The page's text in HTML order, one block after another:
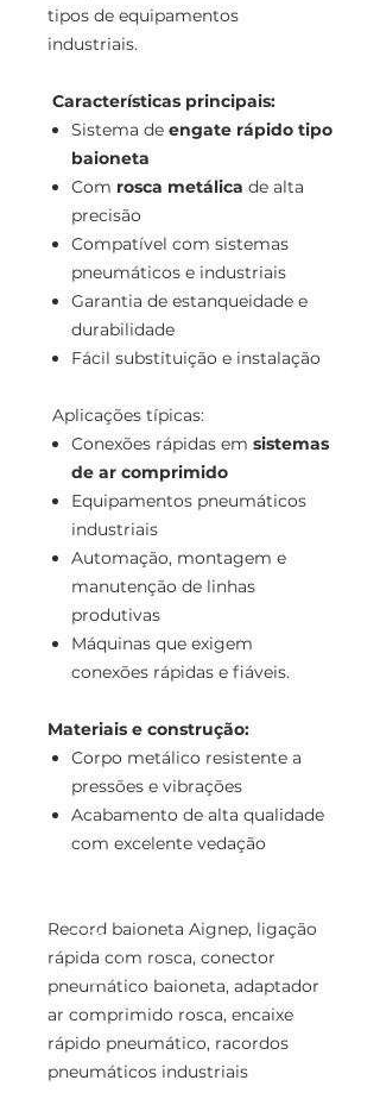
tipos de equipamentos
industriais.
Características principais:
Sistema de engate rápido tipo
baioneta
Com rosca metálica de alta
precisão
Compatível com sistemas
pneumáticos e industriais
Garantia de estanqueidade e
durabilidade
Fácil substituição e instalação
Aplicações típicas:
Conexões rápidas em sistemas
de ar comprimido
Equipamentos pneumáticos
industriais
Automação, montagem e
manutenção de linhas
produtivas
Máquinas que exigem
conexões rápidas e fiáveis.
Materiais e construção:
Corpo metálico resistente a
pressões e vibrações
Acabamento de alta qualidade
com excelente vedação
Record baioneta Aignep, ligação
rápida com rosca, conector
pneumático baioneta, adaptador
ar comprimido rosca, encaixe
rápido pneumático, racordos
pneumáticos industriais